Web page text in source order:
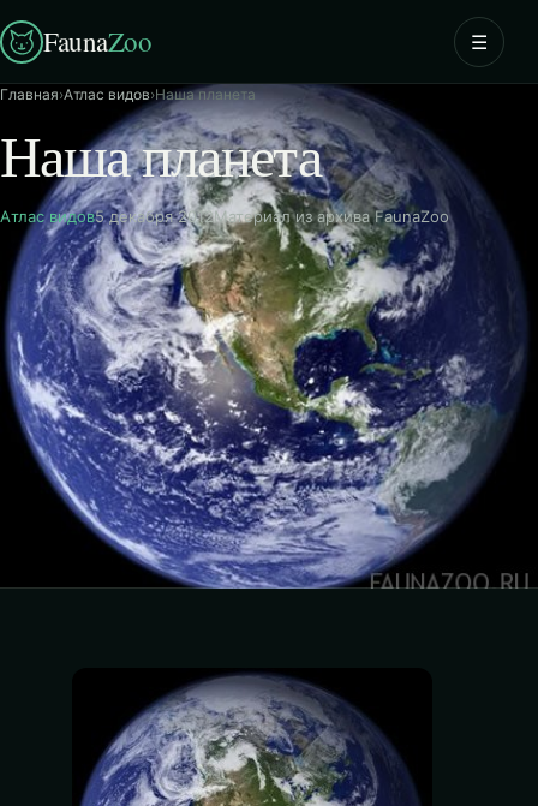
FaunaZoo ☰
Главная›Атлас видов›Наша планета
Наша планета
Атлас видов5 декабря 2012Материал из архива FaunaZoo